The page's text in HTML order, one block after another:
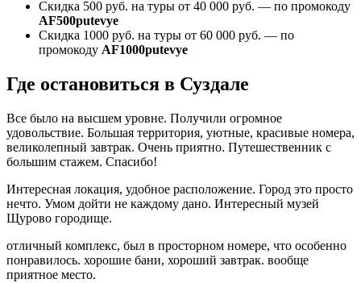
Скидка 500 руб. на туры от 40 000 руб. — по промокоду
AF500putevye
Скидка 1000 руб. на туры от 60 000 руб. — по
промокоду AF1000putevye
Где остановиться в Суздале
Все было на высшем уровне. Получили огромное
удовольствие. Большая территория, уютные, красивые номера,
великолепный завтрак. Очень приятно. Путешественник с
большим стажем. Спасибо!
Интересная локация, удобное расположение. Город это просто
нечто. Умом дойти не каждому дано. Интересный музей
Щурово городище.
отличный комплекс, был в просторном номере, что особенно
понравилось. хорошие бани, хороший завтрак. вообще
приятное место.